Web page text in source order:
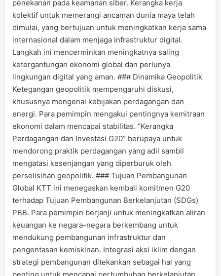
penekanan pada keamanan siber. Kerangka kerja
kolektif untuk memerangi ancaman dunia maya telah
dimulai, yang bertujuan untuk meningkatkan kerja sama
internasional dalam menjaga infrastruktur digital.
Langkah ini mencerminkan meningkatnya saling
ketergantungan ekonomi global dan perlunya
lingkungan digital yang aman. ### Dinamika Geopolitik
Ketegangan geopolitik mempengaruhi diskusi,
khususnya mengenai kebijakan perdagangan dan
energi. Para pemimpin mengakui pentingnya kemitraan
ekonomi dalam mencapai stabilitas. “Kerangka
Perdagangan dan Investasi G20” berupaya untuk
mendorong praktik perdagangan yang adil sambil
mengatasi kesenjangan yang diperburuk oleh
perselisihan geopolitik. ### Tujuan Pembangunan
Global KTT ini menegaskan kembali komitmen G20
terhadap Tujuan Pembangunan Berkelanjutan (SDGs)
PBB. Para pemimpin berjanji untuk meningkatkan aliran
keuangan ke negara-negara berkembang untuk
mendukung pembangunan infrastruktur dan
pengentasan kemiskinan. Integrasi aksi iklim dengan
strategi pembangunan ditekankan sebagai hal yang
penting untuk mencapai pertumbuhan berkelanjutan.